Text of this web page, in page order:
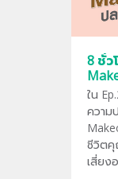
8 ชั่ว
ใน
ความ
ชีวิตคุ
เสี่ยง